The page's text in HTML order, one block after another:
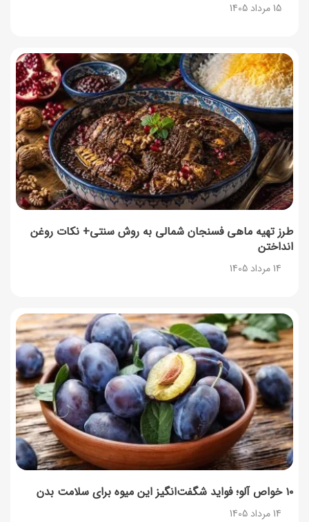
15 مرداد 1405
طرز تهیه ماهی فسنجان شمالی به روش سنتی+ نکات روغن
انداختن
14 مرداد 1405
۱۰ خواص آلو؛ فواید شگفت‌انگیز این میوه برای سلامت بدن
14 مرداد 1405